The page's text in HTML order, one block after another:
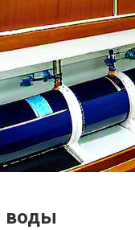
воды